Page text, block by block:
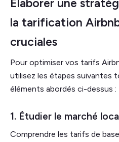
Élaborer une
la tarification
cruciales
Pour optimiser vos tarifs
utilisez les étapes suivantes
éléments abordés ci-dessus :
1. Étudier le marché
Comprendre les tarifs de